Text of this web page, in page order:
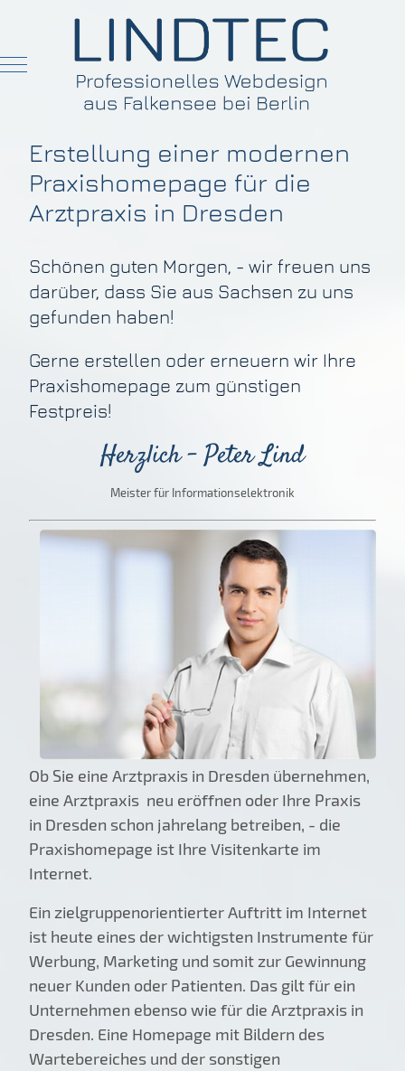
Mobile Menu Toggle
Erstellung einer modernen
Praxishomepage für die
Arztpraxis in Dresden
Schönen guten Morgen, - wir freuen uns
darüber, dass Sie aus Sachsen zu uns
gefunden haben!
Gerne erstellen oder erneuern wir Ihre
Praxishomepage zum günstigen
Festpreis!
Herzlich - Peter Lind
Meister für Informationselektronik
Ob Sie eine Arztpraxis in Dresden übernehmen,
eine Arztpraxis neu eröffnen oder Ihre Praxis
in Dresden schon jahrelang betreiben, - die
Praxishomepage ist Ihre Visitenkarte im
Internet.
Ein zielgruppenorientierter Auftritt im Internet
ist heute eines der wichtigsten Instrumente für
Werbung, Marketing und somit zur Gewinnung
neuer Kunden oder Patienten. Das gilt für ein
Unternehmen ebenso wie für die Arztpraxis in
Dresden. Eine Homepage mit Bildern des
Wartebereiches und der sonstigen